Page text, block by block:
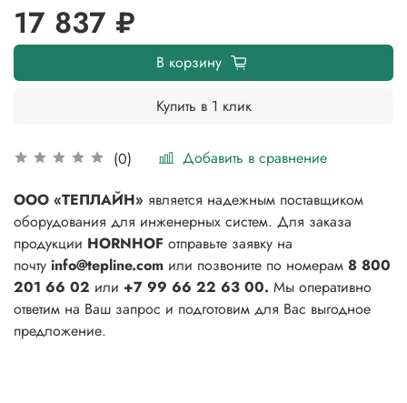
(0) Добавить в сравнение
17 837 ₽
В корзину
Купить в 1 клик
ООО «ТЕПЛАЙН» является надежным поставщиком
оборудования для инженерных систем. Для заказа
продукции HORNHOF отправьте заявку на
почту info@tepline.com или позвоните по номерам 8 800
201 66 02 или +7 99 66 22 63 00. Мы оперативно
ответим на Ваш запрос и подготовим для Вас выгодное
предложение.